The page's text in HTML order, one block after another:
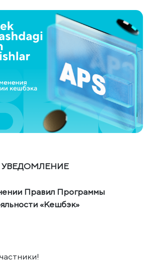
УВЕДОМЛЕНИЕ
Правил Программы
«Кешбэк»